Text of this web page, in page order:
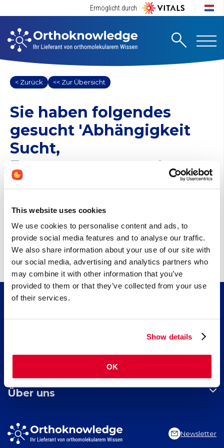
This website uses cookies
We use cookies to personalise content and ads, to
provide social media features and to analyse our traffic.
We also share information about your use of our site with
our social media, advertising and analytics partners who
may combine it with other information that you’ve
provided to them or that they’ve collected from your use
of their services.
Show details
OK
Ermöglicht durch
< Zurück << Zur Übersicht
Sie haben folgendes
gesucht 'Abhängigkeit
Sucht,
Entzugssymptome'
Andere (0)
Abhängigkeit/Sucht, Entzugssymptome
Newsletter
Kollagen​ für schöne Haut, starkes Bindegewebe und gesunde
Kreatin, für körperliche und geistige Leistungsfähigkeit
EPA und DHA​: neueste Erkenntnisse über 2 essenzielle Omega-
3-Fettsäuren
Indikation suchen
Nährstoff suchen
Über uns
Vitals Nahrungsergänzungsmittel
Vital Blog